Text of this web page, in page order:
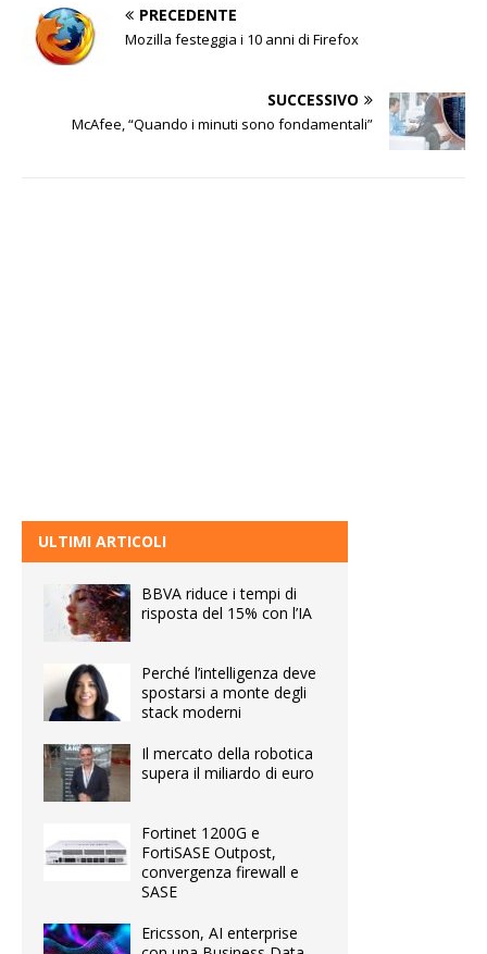
PRECEDENTE
Mozilla festeggia i 10 anni di Firefox
SUCCESSIVO
McAfee, “Quando i minuti sono fondamentali”
ULTIMI ARTICOLI
BBVA riduce i tempi di
risposta del 15% con l’IA
Perché l’intelligenza deve
spostarsi a monte degli
stack moderni
Il mercato della robotica
supera il miliardo di euro
Fortinet 1200G e
FortiSASE Outpost,
convergenza firewall e
SASE
Ericsson, AI enterprise